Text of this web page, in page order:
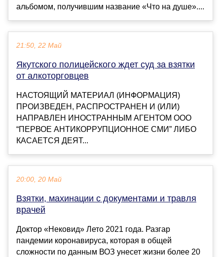
альбомом, получившим название «Что на душе»....
21:50, 22 Май
Якутского полицейского ждет суд за взятки
от алкоторговцев
НАСТОЯЩИЙ МАТЕРИАЛ (ИНФОРМАЦИЯ)
ПРОИЗВЕДЕН, РАСПРОСТРАНЕН И (ИЛИ)
НАПРАВЛЕН ИНОСТРАННЫМ АГЕНТОМ ООО
“ПЕРВОЕ АНТИКОРРУПЦИОННОЕ СМИ” ЛИБО
КАСАЕТСЯ ДЕЯТ...
20:00, 20 Май
Взятки, махинации с документами и травля
врачей
Доктор «Нековид» Лето 2021 года. Разгар
пандемии коронавируса, которая в общей
сложности по данным ВОЗ унесет жизни более 20